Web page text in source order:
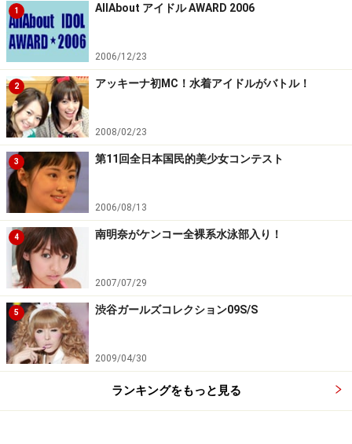
1 AllAbout アイドル AWARD 2006
2006/12/23
2 アッキーナ初MC！水着アイドルがバトル！
2008/02/23
3 第11回全日本国民的美少女コンテスト
2006/08/13
4 南明奈がケンコー全裸系水泳部入り！
2007/07/29
5 渋谷ガールズコレクション09S/S
2009/04/30
ランキングをもっと見る